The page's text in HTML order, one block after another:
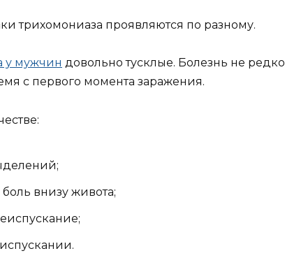
трихомониаза проявляются по разному.
у мужчин довольно тусклые. Болезнь не редко
с первого момента заражения.
внизу живота;